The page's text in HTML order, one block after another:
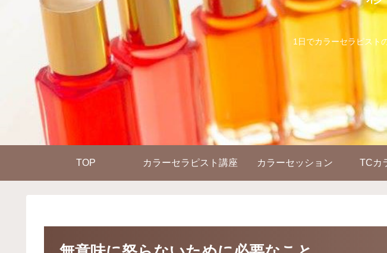
1日でカラーセラピスト
TOP カラーセラピスト講座 カラーセッション TCカ